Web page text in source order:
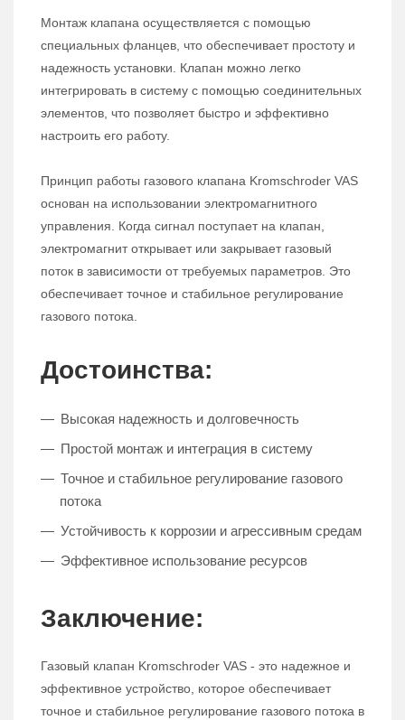
Монтаж клапана осуществляется с помощью
специальных фланцев, что обеспечивает простоту и
надежность установки. Клапан можно легко
интегрировать в систему с помощью соединительных
элементов, что позволяет быстро и эффективно
настроить его работу.
Принцип работы газового клапана Kromschroder VAS
основан на использовании электромагнитного
управления. Когда сигнал поступает на клапан,
электромагнит открывает или закрывает газовый
поток в зависимости от требуемых параметров. Это
обеспечивает точное и стабильное регулирование
газового потока.
Достоинства:
Высокая надежность и долговечность
Простой монтаж и интеграция в систему
Точное и стабильное регулирование газового
потока
Устойчивость к коррозии и агрессивным средам
Эффективное использование ресурсов
Заключение:
Газовый клапан Kromschroder VAS - это надежное и
эффективное устройство, которое обеспечивает
точное и стабильное регулирование газового потока в